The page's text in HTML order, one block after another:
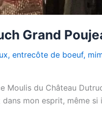
Grand
, entrecôte de boeuf,
du Château
mon esprit, même